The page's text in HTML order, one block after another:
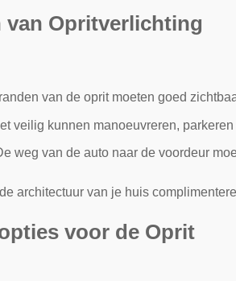
van Opritverlichting
van de oprit moeten goed
veilig kunnen manoeuvreren,
weg van de auto naar de voordeur
architectuur van je huis
voor de Oprit